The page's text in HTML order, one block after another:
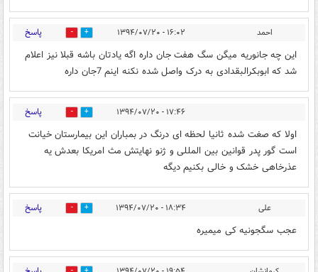
احمد ۱۶:۰۲ - ۱۳۹۴/۰۷/۲۰ 0 پاسخ
این چه جانوریه میگن سگ هفت جان داره اگه یادتان باشه قبلا نیز اعلام
شد که ابوبکرالبقدادی به درک واصل شده نکنه اینم 7جان داره
۱۷:۴۶ - ۱۳۹۴/۰۷/۲۰ 0 پاسخ
اولا که صغت شده ثانیا لحظه ای درنگ در بمباران این بیمارستان خیانت
است گور پدر قوانین بین المللی و ژنو نهایتش مث امریکا بعدش یه
عذرخاهی خشک و خالی بکنیم دیگه
علی ۱۸:۳۴ - ۱۳۹۴/۰۷/۲۰ 0 پاسخ
عجب سگجونیه کی میمیره